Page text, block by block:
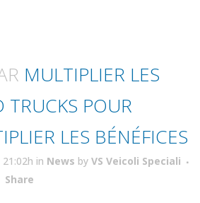
MULTIPLIER LES
TRUCKS POUR
LES BÉNÉFICES
in News by VS Veicoli Speciali
ShareAttiva comando